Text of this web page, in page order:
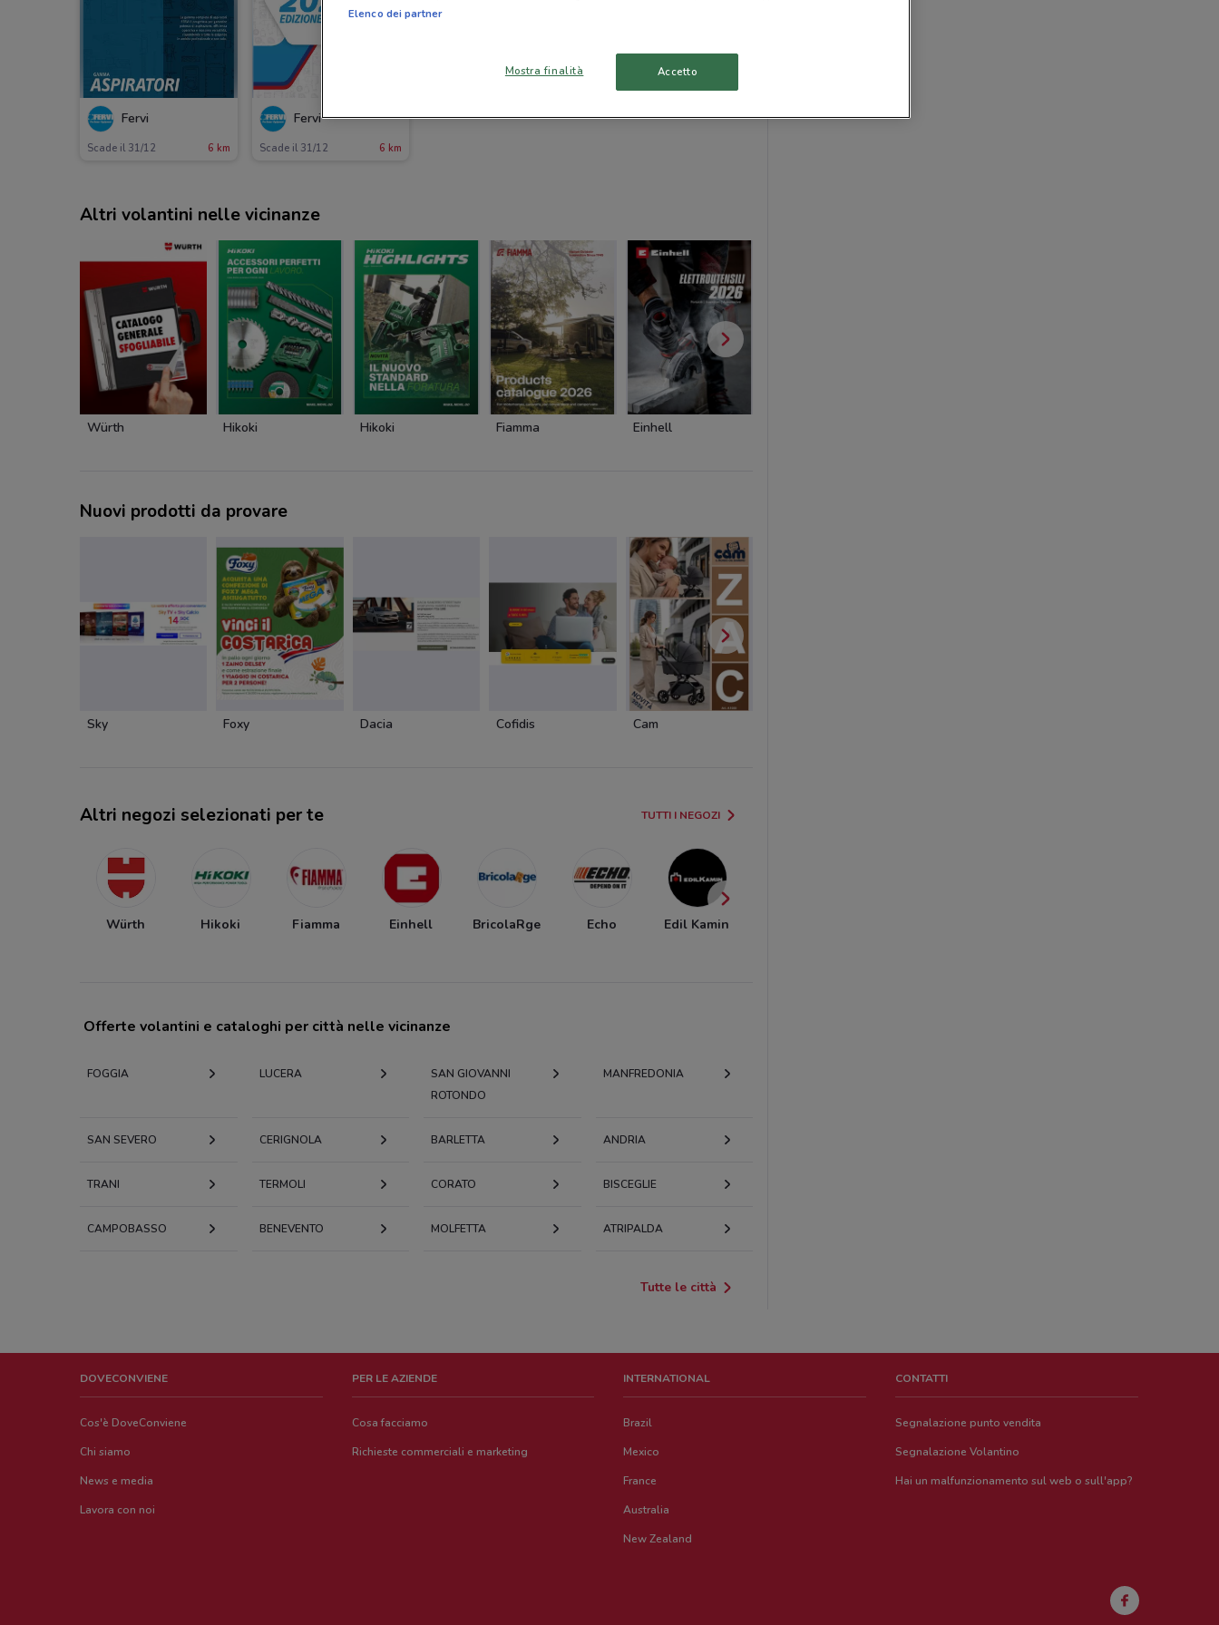
Fervi
Scade il 31/12 6 km
Fervi
Scade il 31/12 6 km
Altri volantini nelle vicinanze
Würth Hikoki Hikoki Fiamma Einhell
Nuovi prodotti da provare
Sky Foxy Dacia Cofidis Cam
Altri negozi selezionati per te TUTTI I NEGOZI
Würth Hikoki Fiamma Einhell BricolaRge Echo Edil Kamin
Offerte volantini e cataloghi per città nelle vicinanze
FOGGIA LUCERA
SAN GIOVANNI
ROTONDO
MANFREDONIA
SAN SEVERO CERIGNOLA BARLETTA ANDRIA
TRANI TERMOLI CORATO BISCEGLIE
CAMPOBASSO BENEVENTO MOLFETTA ATRIPALDA
Tutte le città
DOVECONVIENE
Cos'è DoveConviene
Chi siamo
News e media
Lavora con noi
PER LE AZIENDE
Cosa facciamo
Richieste commerciali e marketing
INTERNATIONAL
Brazil
Mexico
France
Australia
New Zealand
CONTATTI
Segnalazione punto vendita
Segnalazione Volantino
Hai un malfunzionamento sul web o sull'app?
Elenco dei partner
Mostra finalità Accetto